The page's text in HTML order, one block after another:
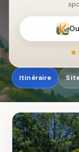
Photos, avis,
Château
24160 Saint-Jory-
Itinéraire